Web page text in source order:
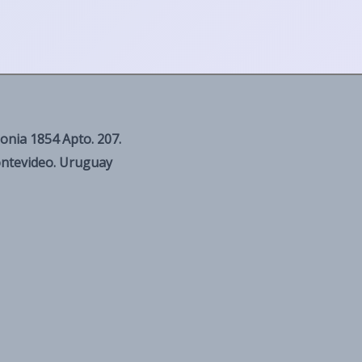
1854 Apto. 207.
Uruguay